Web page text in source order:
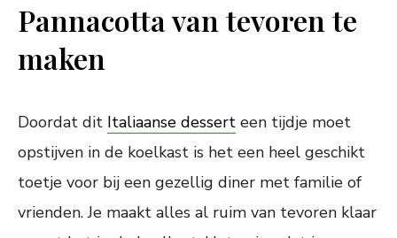
Pannacotta van tevoren te
maken
Doordat dit Italiaanse dessert een tijdje moet
opstijven in de koelkast is het een heel geschikt
toetje voor bij een gezellig diner met familie of
vrienden. Je maakt alles al ruim van tevoren klaar